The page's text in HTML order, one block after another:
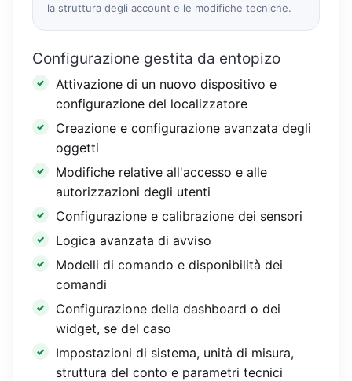
la struttura degli account e le modifiche tecniche.
Configurazione gestita da entopizo
Attivazione di un nuovo dispositivo e
configurazione del localizzatore
Creazione e configurazione avanzata degli
oggetti
Modifiche relative all'accesso e alle
autorizzazioni degli utenti
Configurazione e calibrazione dei sensori
Logica avanzata di avviso
Modelli di comando e disponibilità dei
comandi
Configurazione della dashboard o dei
widget, se del caso
Impostazioni di sistema, unità di misura,
struttura del conto e parametri tecnici